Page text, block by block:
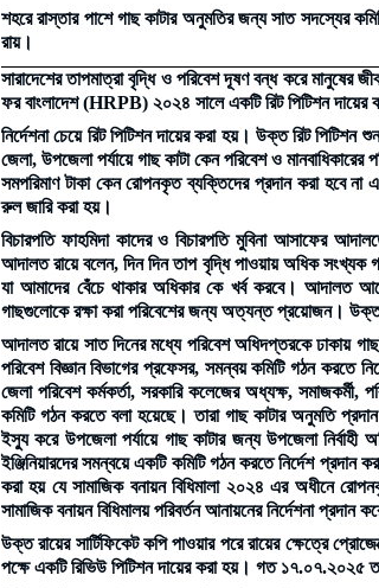
শহরে রাস্তার পাশে গাছ কাটার অনুমতির জন্য সাত সদস্যের
রায়।
সারাদেশের তাপমাত্রা বৃদ্ধি ও পরিবেশ দূষণ বন্ধ করে মানুষের
ফর বাংলাদেশ (HRPB) ২০২৪ সালে একটি রিট পিটিশন দায়ের
নির্দেশনা চেয়ে রিট পিটিশন দায়ের করা হয়। উক্ত রিট
জেলা, উপজেলা পর্যায়ে গাছ কাটা কেন পরিবেশ ও
সমপরিমাণ টাকা কেন রোপনকৃত ব্যক্তিদের প্রদান করা হবে
রুল জারি করা হয়।
বিচারপতি ফাহমিদা কাদের ও বিচারপতি মুবিনা আসাফের
আদালত রায়ে বলেন, দিন দিন তাপ বৃদ্ধি পাওয়ায় অধিক সংখ্যক
যা আমাদের বেঁচে থাকার অধিকার কে খর্ব করবে। আদালত
গাছগুলোকে রক্ষা করা পরিবেশের জন্য অত্যন্ত প্রয়োজন। উক্ত
আদালত রায়ে সাত দিনের মধ্যে পরিবেশ অধিদপ্তরকে ঢাকায় গাছ
পরিবেশ বিজ্ঞান বিভাগের প্রফেসর, সমন্বয় কমিটি গঠন করতে
জেলা পরিবেশ কর্মকর্তা, সরকারি কলেজের অধ্যক্ষ, সমাজকর্মী,
কমিটি গঠন করতে বলা হয়েছে। তারা গাছ কাটার অনুমতি
ইস্যু করে উপজেলা পর্যায়ে গাছ কাটার জন্য উপজেলা নির্বাহী
ইঞ্জিনিয়ারদের সমন্বয়ে একটি কমিটি গঠন করতে নির্দেশ
করা হয় যে সামাজিক বনায়ন বিধিমালা ২০২৪ এর অধীনে
সামাজিক বনায়ন বিধিমালয় পরিবর্তন আনায়নের নির্দেশনা প্রদান
উক্ত রায়ের সার্টিফিকেট কপি পাওয়ার পরে রায়ের ক্ষেত্রে
পক্ষে একটি রিভিউ পিটিশন দায়ের করা হয়। গত ১৭.০৭.২০২৫